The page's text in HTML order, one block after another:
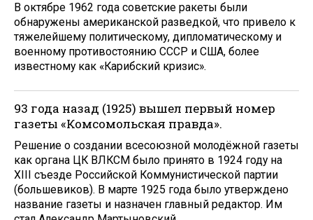
В октябре 1962 года советские ракеты были
обнаружены американской разведкой, что привело к
тяжелейшему политическому, дипломатическому и
военному противостоянию СССР и США, более
известному как «Карибский кризис».
93 года назад (1925) вышел первый номер
газеты «Комсомольская правда».
Решение о создании всесоюзной молодёжной газеты
как органа ЦК ВЛКСМ было принято в 1924 году на
XIII съезде Российской Коммунистической партии
(большевиков). В марте 1925 года было утверждено
название газеты и назначен главный редактор. Им